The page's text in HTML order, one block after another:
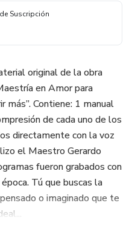
Suscripción
original de la obra
en Amor para
más”. Contiene: 1 manual
de cada uno de los
directamente con la voz
el Maestro Gerardo
fueron grabados con
Tú que buscas la
o imaginado que te